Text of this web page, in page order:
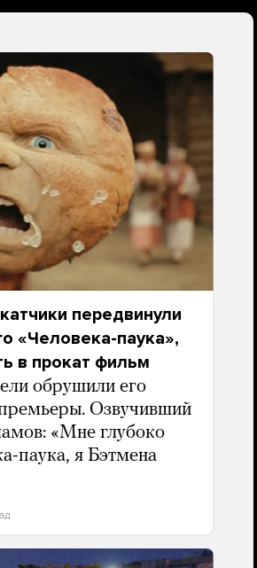
передвинули
«Человека-паука»,
в прокат фильм
обрушили его
Озвучивший
«Мне глубоко
паука, я Бэтмена